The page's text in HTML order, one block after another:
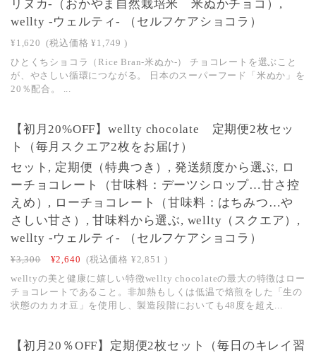
リヌカ-（おかやま自然栽培米 米ぬかチョコ）,
wellty -ウェルティ- （セルフケアショコラ）
¥1,620 (税込価格 ¥1,749 )
ひとくちショコラ（Rice Bran-米ぬか-） チョコレートを選ぶこと
が、やさしい循環につながる。 日本のスーパーフード「米ぬか」を
20％配合。 ...
【初月20%OFF】wellty chocolate 定期便2枚セッ
ト（毎月スクエア2枚をお届け）
セット, 定期便（特典つき）, 発送頻度から選ぶ, ロ
ーチョコレート（甘味料：デーツシロップ…甘さ控
えめ）, ローチョコレート（甘味料：はちみつ…や
さしい甘さ）, 甘味料から選ぶ, wellty（スクエア）,
wellty -ウェルティ- （セルフケアショコラ）
¥3,300 ¥2,640 (税込価格 ¥2,851 )
welltyの美と健康に嬉しい特徴wellty chocolateの最大の特徴はロー
チョコレートであること。非加熱もしくは低温で焙煎をした「生の
状態のカカオ豆」を使用し、製造段階においても48度を超え...
【初月20％OFF】定期便2枚セット（毎日のキレイ習